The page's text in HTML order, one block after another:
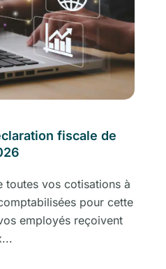
fiscale de
toutes vos cotisations à
pour cette
employés reçoivent